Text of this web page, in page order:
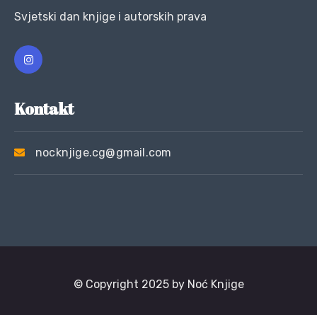
Svjetski dan knjige i autorskih prava
Kontakt
nocknjige.cg@gmail.com
© Copyright 2025 by Noć Knjige